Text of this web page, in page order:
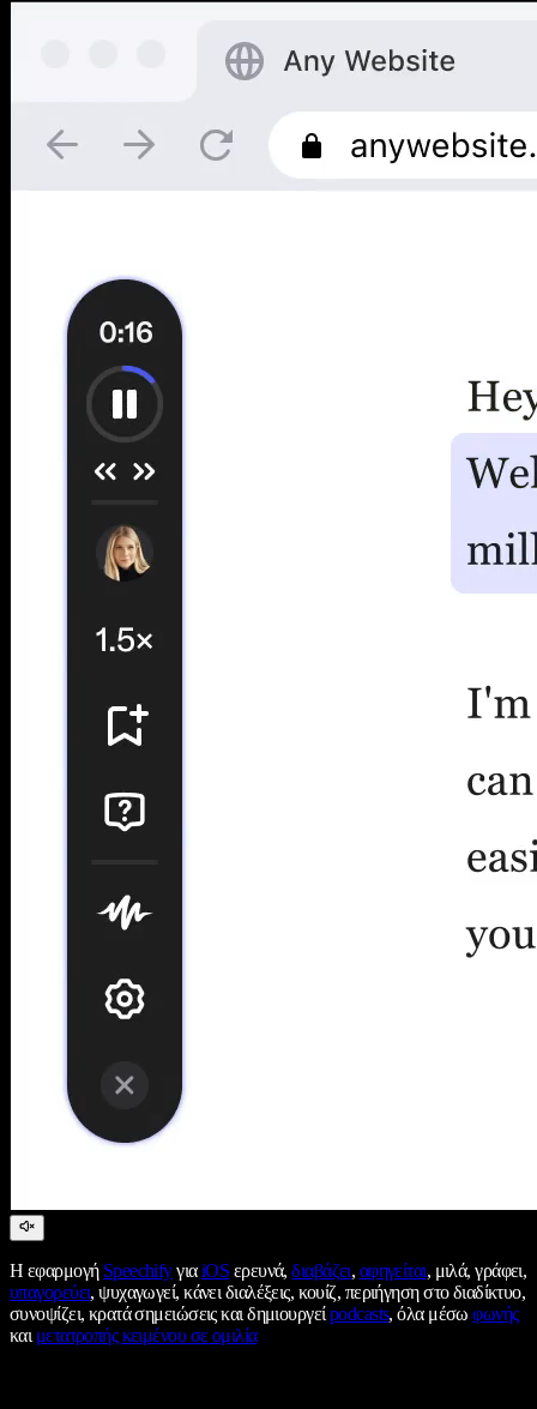
Η εφαρμογή SpeechifyγιαiOS ερευνά,διαβάζει, αφηγείται, μιλά, γράφει,
υπαγορεύει, ψυχαγωγεί, κάνει διαλέξεις, κουίζ, περιήγηση στο διαδίκτυο,
συνοψίζει, κρατά σημειώσεις και δημιουργείpodcasts, όλα μέσωφωνής
καιμετατροπής κειμένου σε ομιλία